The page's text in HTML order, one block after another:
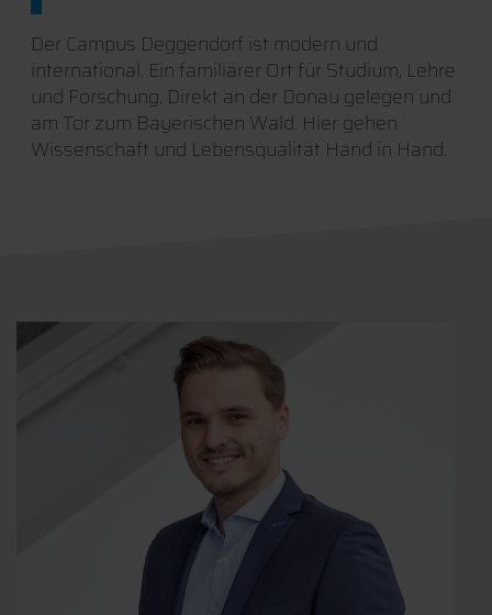
Der Campus Deggendorf ist modern und
international. Ein familiärer Ort für Studium, Lehre
und Forschung. Direkt an der Donau gelegen und
am Tor zum Bayerischen Wald. Hier gehen
Wissenschaft und Lebensqualität Hand in Hand.